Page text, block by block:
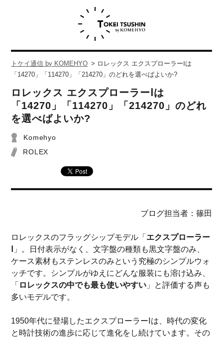
トケイ通信 by KOMEHYO > ロレックス エクスプローラーⅠは
「14270」「114270」「214270」のどれを選べばよいか?
ロレックス エクスプローラーⅠは
「14270」「114270」「214270」のどれ
を選べばよいか?
Komehyo
ROLEX
ブログ担当者：篠田
ロレックスのフラッグシップモデル「 エクスプローラー
」。日付表示がなく、文字盤の種類も黒文字盤のみ、
ケース素材もステンレスのみという究極のシンプルウォ
ッチです。シンプルがゆえにどんな服装にも溶け込み、
「 ロレックスの中でも最も使いやすい 」と評価する声も
多いモデルです。
1950年代に登場したエクスプローラーⅠは、時代の変化
と時計技術の進歩に応じて進化をし続けています。その